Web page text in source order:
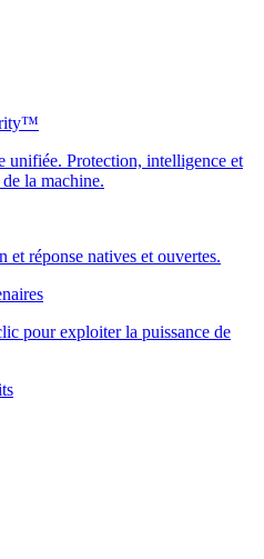
unifiée. Protection, intelligence et
la machine.
et réponse natives et ouvertes.
pour exploiter la puissance de